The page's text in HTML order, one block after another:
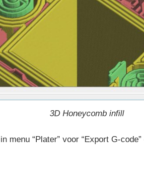
3D Honeycomb infill
menu “Plater” voor “Export G-